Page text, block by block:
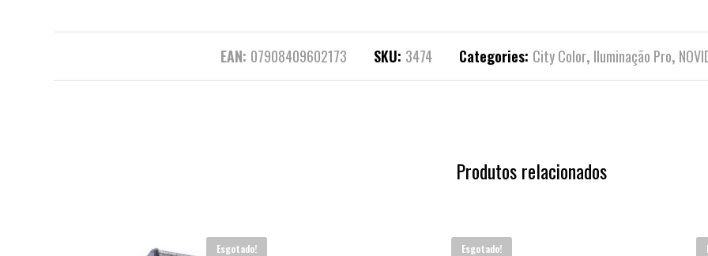
EAN: 07908409602173 SKU: 3474 Categories: City Color, Iluminação Pro,
Produtos relacionados
Esgotado! Esgotado!